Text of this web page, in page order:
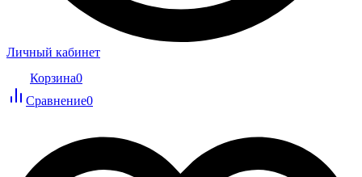
Личный кабинет
Корзина0
Сравнение0